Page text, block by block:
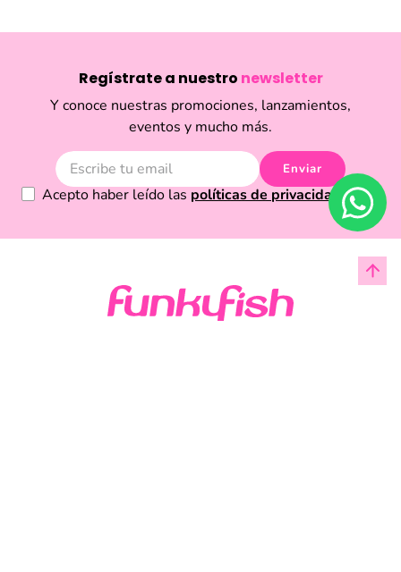
Regístrate a nuestro newsletter
Y conoce nuestras promociones, lanzamientos,
eventos y mucho más.
Enviar
Acepto haber leído las políticas de privacidad.
Acepta las cookies para poder ofrecerte una mejor
experiencia.
Utilizamos cookies estrictamente necesarias para
asegurar el funcionamiento básico del sitio web y otras